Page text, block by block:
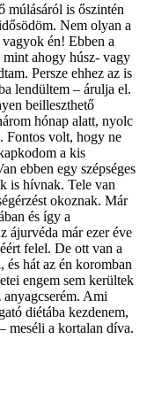
múlásáról is őszintén
Nem olyan a
én! Ebben a
ahogy húsz- vagy
Persze ehhez az is
lendültem – árulja el.
beilleszthető
hónap alatt, nyolc
Fontos volt, hogy ne
a kis
ebben egy szépséges
is hívnak. Tele van
okoznak. Már
és így a
ájurvéda már ezer éve
felel. De ott van a
és hát az én koromban
engem sem kerültek
Ami
diétába kezdenem,
meséli a kortalan díva.